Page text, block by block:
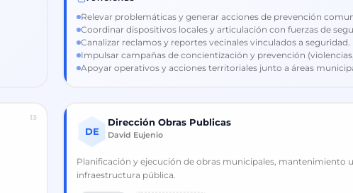
Relevar problemáticas y generar acciones de prevención
Coordinar dispositivos locales y articulación con fuerzas de
Canalizar reclamos y reportes vecinales vinculados a seguridad.
Impulsar campañas de concientización y prevención (violencias,
Apoyar operativos y acciones territoriales junto a áreas
13
DE
Dirección Obras Publicas
David Eujenio
Planificación y ejecución de obras municipales, mantenimiento
infraestructura pública.